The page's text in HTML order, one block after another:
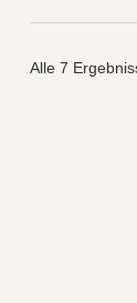
Alle 7